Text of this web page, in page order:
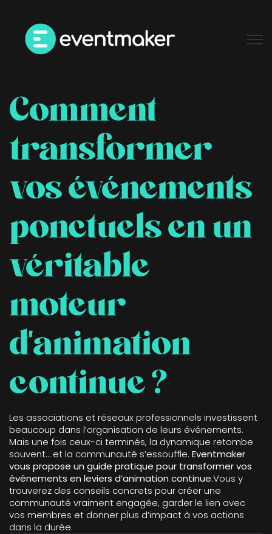
Comment
transformer
vos événements
ponctuels en un
véritable
moteur
d’animation
continue ?
Les associations et réseaux professionnels investissent
beaucoup dans l’organisation de leurs événements.
Mais une fois ceux-ci terminés, la dynamique retombe
souvent… et la communauté s’essouffle. Eventmaker
vous propose un guide pratique pour transformer vos
événements en leviers d’animation continue.Vous y
trouverez des conseils concrets pour créer une
communauté vraiment engagée, garder le lien avec
vos membres et donner plus d’impact à vos actions
dans la durée.